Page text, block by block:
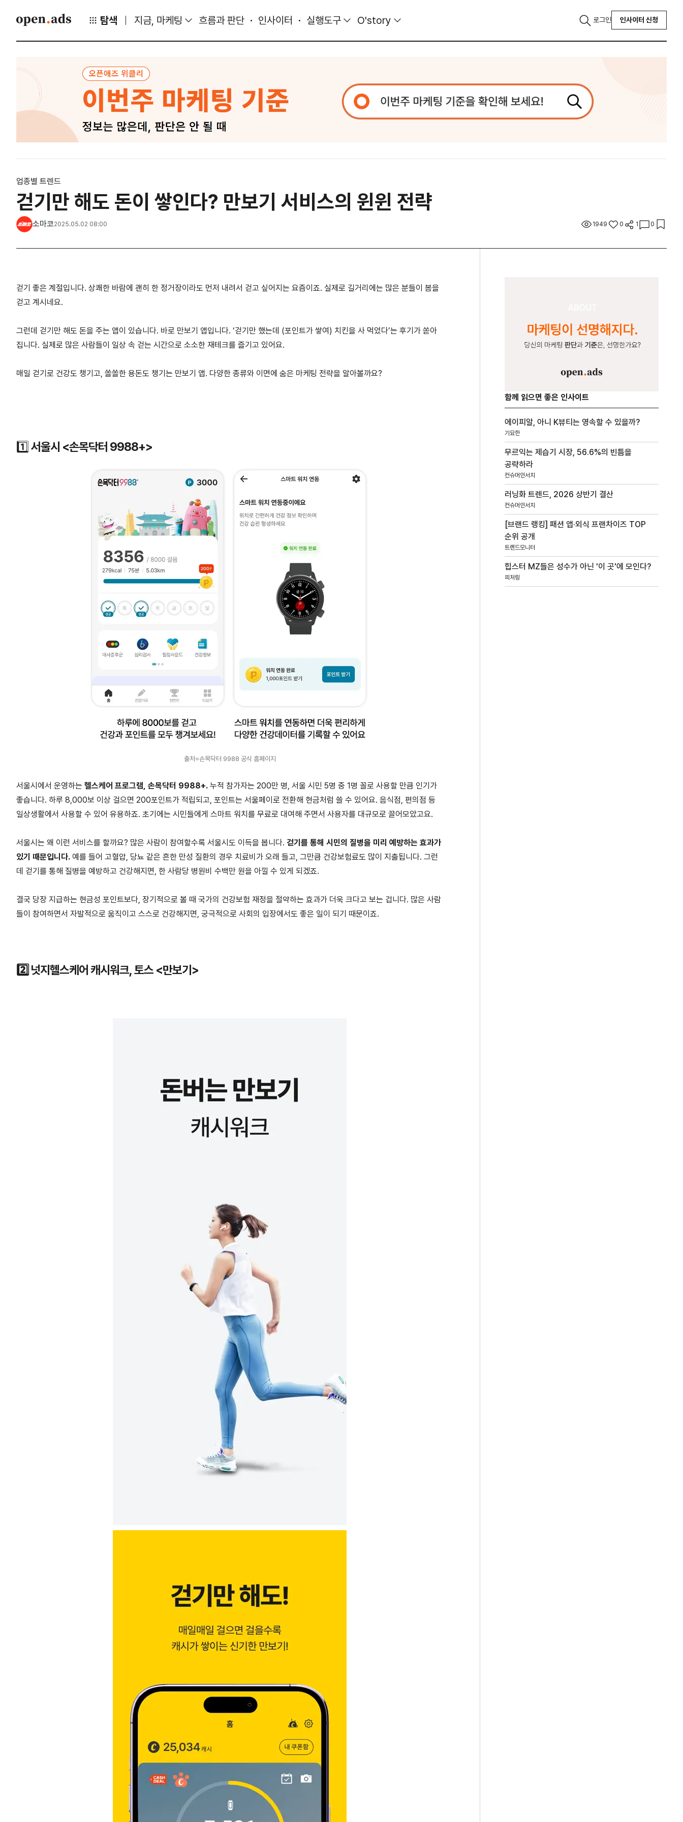
탐색 지금, 마케팅 흐름과 판단 인사이터 실행도구 O'story 로그인 인사이터 신청
업종별 트렌드
걷기만 해도 돈이 쌓인다? 만보기 서비스의 윈윈 전략
소마코2025.05.02 08:00 1949 0 1 0
걷기 좋은 계절입니다. 상쾌한 바람에 괜히 한 정거장이라도 먼저 내려서 걷고 싶어지는 요즘이죠. 실제로 길거리에는 많은 분들이 봄을
걷고 계시네요.
그런데 걷기만 해도 돈을 주는 앱이 있습니다. 바로 만보기 앱입니다. ‘걷기만 했는데 (포인트가 쌓여) 치킨을 사 먹었다’는 후기가 쏟아
집니다. 실제로 많은 사람들이 일상 속 걷는 시간으로 소소한 재테크를 즐기고 있어요.
매일 걷기로 건강도 챙기고, 쏠쏠한 용돈도 챙기는 만보기 앱. 다양한 종류와 이면에 숨은 마케팅 전략을 알아볼까요?
1️⃣ 서울시 <손목닥터 9988+>
출처=손목닥터 9988 공식 홈페이지
서울시에서 운영하는 헬스케어 프로그램, 손목닥터 9988+. 누적 참가자는 200만 명, 서울 시민 5명 중 1명 꼴로 사용할 만큼 인기가
좋습니다. 하루 8,000보 이상 걸으면 200포인트가 적립되고, 포인트는 서울페이로 전환해 현금처럼 쓸 수 있어요. 음식점, 편의점 등
일상생활에서 사용할 수 있어 유용하죠. 초기에는 시민들에게 스마트 워치를 무료로 대여해 주면서 사용자를 대규모로 끌어모았고요.
서울시는 왜 이런 서비스를 할까요? 많은 사람이 참여할수록 서울시도 이득을 봅니다. 걷기를 통해 시민의 질병을 미리 예방하는 효과가
있기 때문입니다. 예를 들어 고혈압, 당뇨 같은 흔한 만성 질환의 경우 치료비가 오래 들고, 그만큼 건강보험료도 많이 지출됩니다. 그런
데 걷기를 통해 질병을 예방하고 건강해지면, 한 사람당 병원비 수백만 원을 아낄 수 있게 되겠죠.
결국 당장 지급하는 현금성 포인트보다, 장기적으로 볼 때 국가의 건강보험 재정을 절약하는 효과가 더욱 크다고 보는 겁니다. 많은 사람
들이 참여하면서 자발적으로 움직이고 스스로 건강해지면, 궁극적으로 사회의 입장에서도 좋은 일이 되기 때문이죠.
2️⃣ 넛지헬스케어 캐시워크, 토스 <만보기>
함께 읽으면 좋은 인사이트
에이피알, 아니 K뷰티는 영속할 수 있을까?
기묘한
무르익는 제습기 시장, 56.6%의 빈틈을
공략하라
컨슈머인서치
러닝화 트렌드, 2026 상반기 결산
컨슈머인서치
[브랜드 랭킹] 패션 앱·외식 프랜차이즈 TOP
순위 공개
트렌드모니터
힙스터 MZ들은 성수가 아닌 '이 곳'에 모인다?
피처링